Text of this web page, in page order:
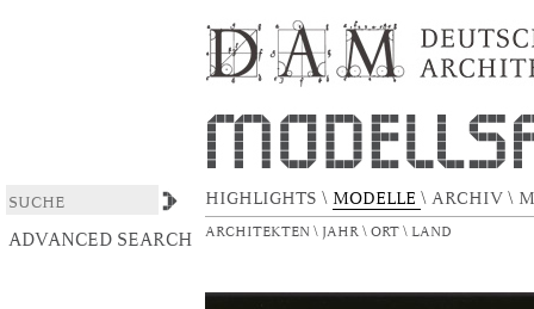
HIGHLIGHTS \ MODELLE \ ARCHIV \
ARCHITEKTEN \ JAHR \ ORT \ LAND
ADVANCED SEARCH